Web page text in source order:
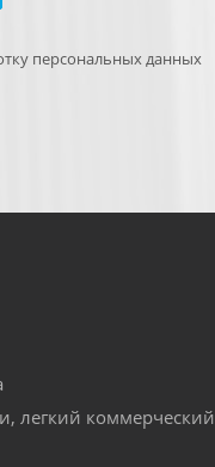
персональных данных
легкий коммерческий